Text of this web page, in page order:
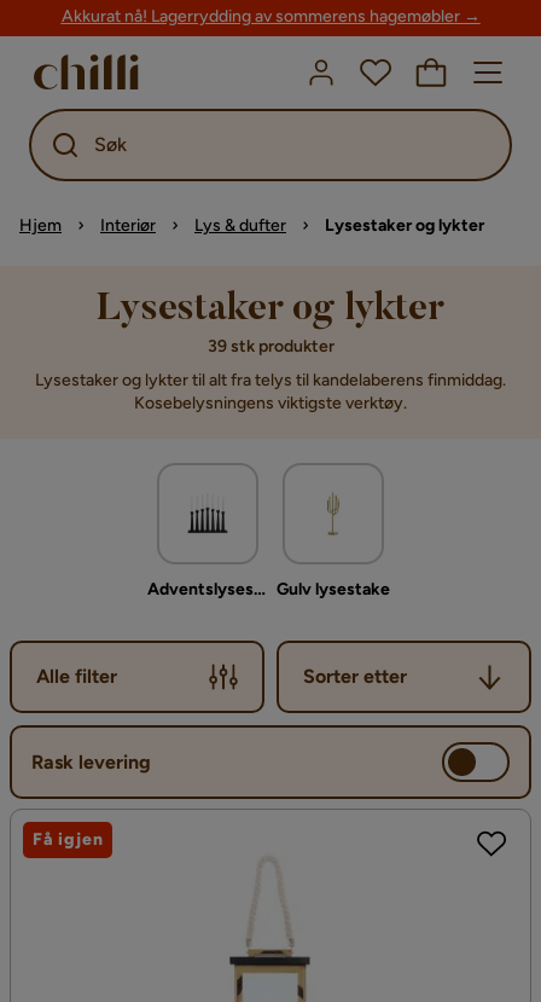
Akkurat nå! Lagerrydding av sommerens hagemøbler →
Søk
Hjem Interiør Lys & dufter Lysestaker og lykter
Lysestaker og lykter
39 stk produkter
Lysestaker og lykter til alt fra telys til kandelaberens finmiddag.
Kosebelysningens viktigste verktøy.
Adventslysestake Gulv lysestake
Alle filter
Sorter etter
Sorter etter
Rask levering
Få igjen